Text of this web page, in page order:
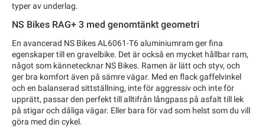
typer av underlag.
NS Bikes RAG+ 3 med genomtänkt geometri
En avancerad NS Bikes AL6061-T6 aluminiumram ger fina
egenskaper till en gravelbike. Det är också en mycket hållbar ram,
något som kännetecknar NS Bikes. Ramen är lätt och styv, och
ger bra komfort även på sämre vägar. Med en flack gaffelvinkel
och en balanserad sittställning, inte för aggressiv och inte för
upprätt, passar den perfekt till alltifrån långpass på asfalt till lek
på stigar och dåliga vägar. Eller bara för vad som helst som du vill
göra med din cykel.